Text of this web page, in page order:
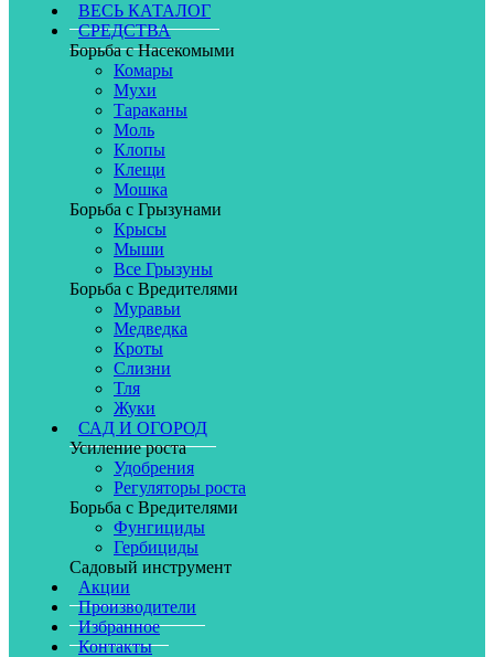
ВЕСЬ КАТАЛОГ
СРЕДСТВА
Борьба с Насекомыми
Комары
Мухи
Тараканы
Моль
Клопы
Клещи
Мошка
Борьба с Грызунами
Крысы
Мыши
Все Грызуны
Борьба с Вредителями
Муравьи
Медведка
Кроты
Слизни
Тля
Жуки
САД И ОГОРОД
Усиление роста
Удобрения
Регуляторы роста
Борьба с Вредителями
Фунгициды
Гербициды
Садовый инструмент
Акции
Производители
Избранное
Контакты